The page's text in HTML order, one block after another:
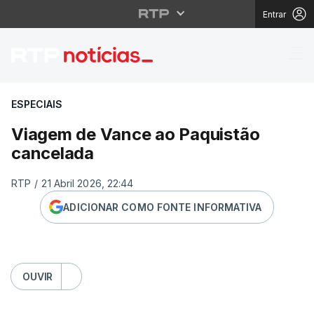
Entrar
Viagem de Vance ao
ESPECIAIS
Viagem de Vance ao Paquistão
cancelada
RTP / 21 Abril 2026, 22:44
ADICIONAR COMO FONTE INFORMATIVA
OUVIR